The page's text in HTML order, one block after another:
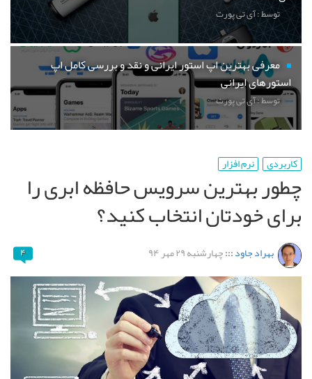
توسط : آی تی پورت
معرفی بهترین اپ استور ایرانی و نقد و بررسی کامل اپ
استورهای ایرانی
توسط : آی تی پورت
کاربردی نرم افزار
چطور بهترین سرویس حافظه ابری را
برای خودتان انتخاب کنید؟
بهراد جاود:::چهارشنبه ۲۹ مهر ۹۴ ۴